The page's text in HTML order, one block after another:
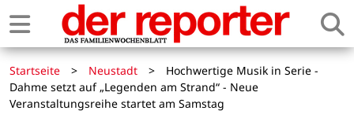
Startseite > Neustadt >
Hochwertige Musik in Serie -
Dahme setzt auf „Legenden am Strand“ - Neue
Veranstaltungsreihe startet am Samstag